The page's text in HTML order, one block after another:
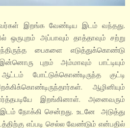
இறங்க வேண்டிய இடம் வந்தது.
அப்பாவும் தாத்தாவும் சற்று
பைகளை எடுத்துக்கொண்டு
புறம் அம்மாவும் பாட்டியும்
போட்டுக்கொண்டிருந்த குட்டி
ஆழினியும்
இறங்கினாள். அனைவரும்
நோக்கி சென்றது. உடனே அடுத்து
எப்படி செல்ல வேண்டும் என்பதில்